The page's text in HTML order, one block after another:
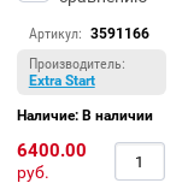
Артикул: 3591166
Производитель:
Extra Start
Наличие: В наличии
6400.00
руб.